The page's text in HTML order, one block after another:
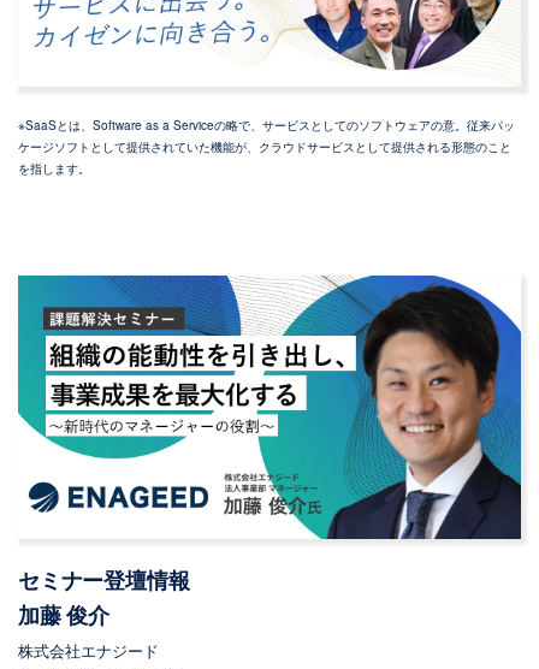
※SaaSとは、Software as a Serviceの略で、サービスとしてのソフトウェアの意。従来パッ
ケージソフトとして提供されていた機能が、クラウドサービスとして提供される形態のこと
を指します。
セミナー登壇情報
加藤 俊介
株式会社エナジード